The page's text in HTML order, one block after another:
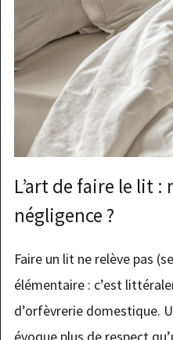
L’art de faire le lit
négligence ?
Faire un lit ne relève pas
élémentaire : c’est
d’orfèvrerie domestique.
évoque plus de respect